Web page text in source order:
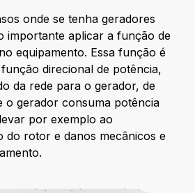
onde se tenha geradores
importante aplicar a função de
equipamento. Essa função é
direcional de potência,
da rede para o gerador, de
o gerador consuma potência
por exemplo ao
do rotor e danos mecânicos e